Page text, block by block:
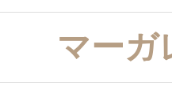
マーガ